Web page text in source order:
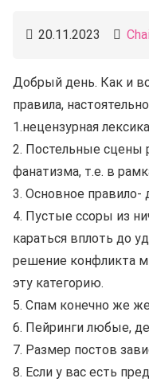
20.11.2023
Добрый день. Как и
правила,
1.нецензурная
2. Постельные сцены
фанатизма, т.е. в
3. Основное правило-
4. Пустые ссоры из
караться вплоть до
решение конфликта
эту категорию.
5. Спам конечно же
6. Пейринги любые,
7. Размер постов
8. Если у вас есть